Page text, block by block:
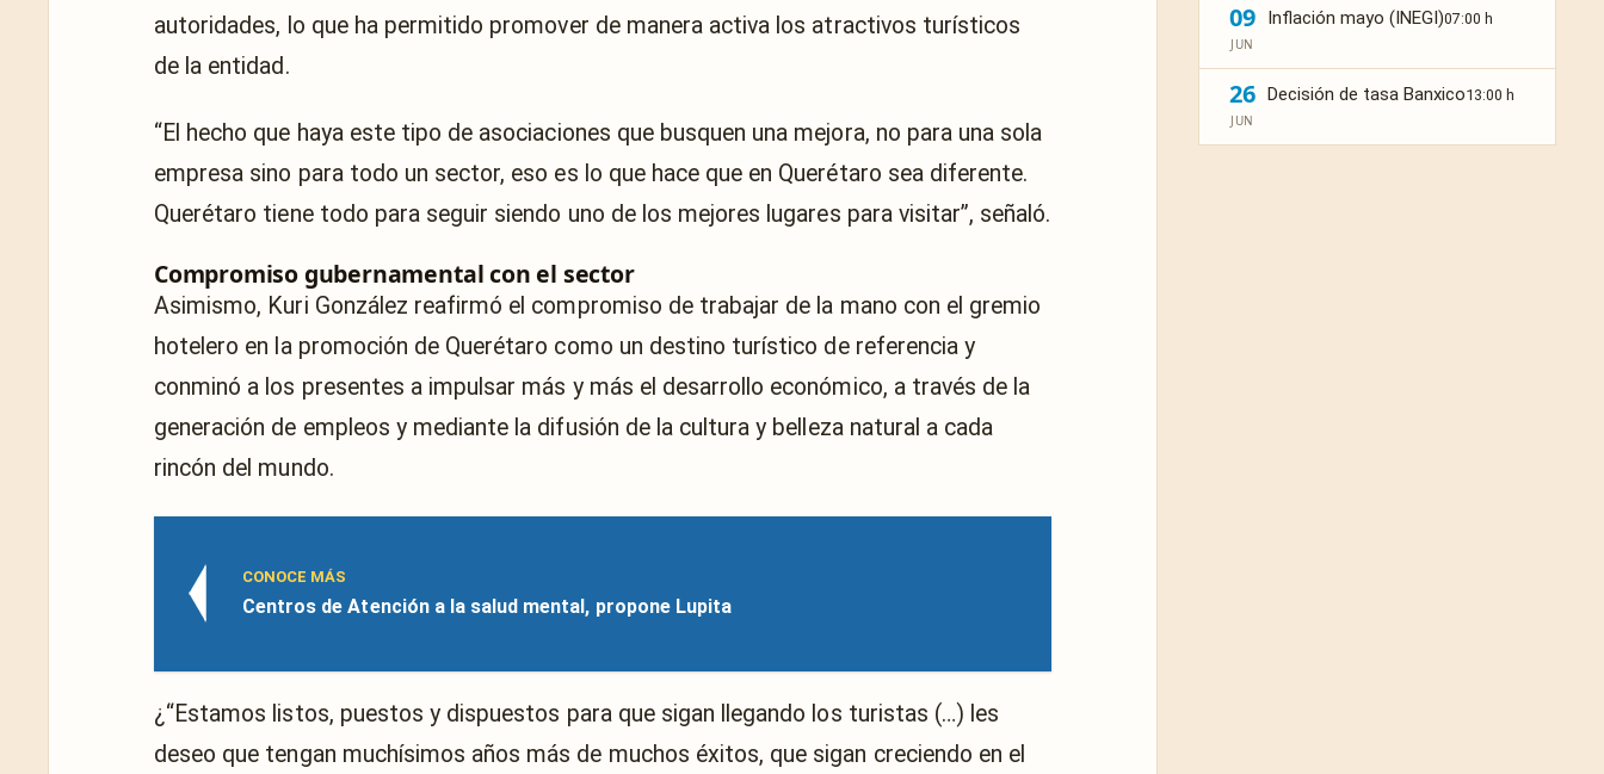
autoridades, lo que ha permitido promover de manera activa los atractivos turísticos
de la entidad.
“El hecho que haya este tipo de asociaciones que busquen una mejora, no para una sola
empresa sino para todo un sector, eso es lo que hace que en Querétaro sea diferente.
Querétaro tiene todo para seguir siendo uno de los mejores lugares para visitar”, señaló.
Compromiso gubernamental con el sector
Asimismo, Kuri González reafirmó el compromiso de trabajar de la mano con el gremio
hotelero en la promoción de Querétaro como un destino turístico de referencia y
conminó a los presentes a impulsar más y más el desarrollo económico, a través de la
generación de empleos y mediante la difusión de la cultura y belleza natural a cada
rincón del mundo.
CONOCE MÁS
Centros de Atención a la salud mental, propone Lupita
¿“Estamos listos, puestos y dispuestos para que sigan llegando los turistas (…) les
deseo que tengan muchísimos años más de muchos éxitos, que sigan creciendo en el
09
JUN
Inflación mayo (INEGI)07:00 h
26
JUN
Decisión de tasa Banxico13:00 h